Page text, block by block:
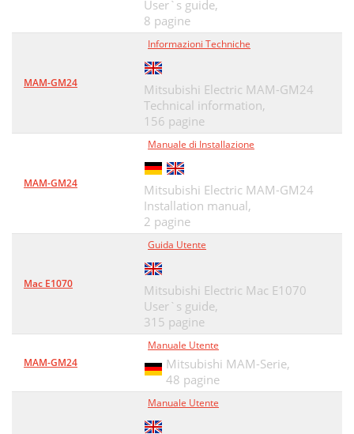
User`s guide,
8 pagine
MAM-GM24
Informazioni Techniche
Mitsubishi Electric MAM-GM24
Technical information,
156 pagine
MAM-GM24
Manuale di Installazione
Mitsubishi Electric MAM-GM24
Installation manual,
2 pagine
Mac E1070
Guida Utente
Mitsubishi Electric Mac E1070
User`s guide,
315 pagine
MAM-GM24
Manuale Utente
Mitsubishi MAM-Serie,
48 pagine
Manuale Utente